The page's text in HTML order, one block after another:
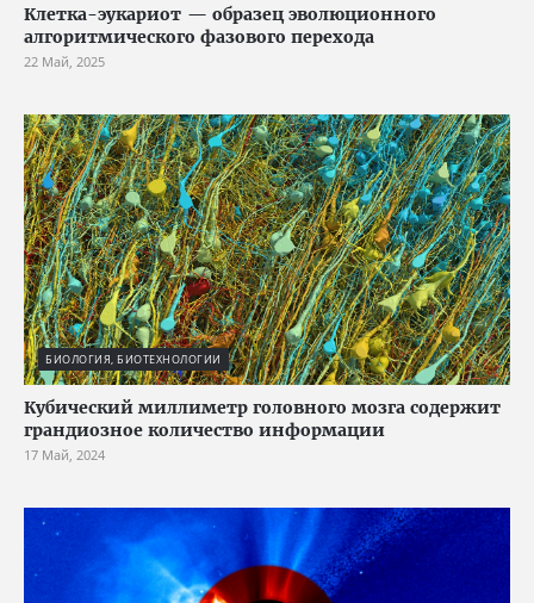
Клетка-эукариот — образец эволюционного
алгоритмического фазового перехода
22 Май, 2025
БИОЛОГИЯ, БИОТЕХНОЛОГИИ
Кубический миллиметр головного мозга содержит
грандиозное количество информации
17 Май, 2024